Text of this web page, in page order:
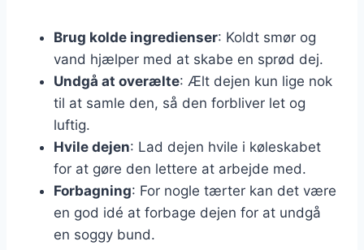
Brug kolde ingredienser: Koldt smør og
vand hjælper med at skabe en sprød dej.
Undgå at overælte: Ælt dejen kun lige nok
til at samle den, så den forbliver let og
luftig.
Hvile dejen: Lad dejen hvile i køleskabet
for at gøre den lettere at arbejde med.
Forbagning: For nogle tærter kan det være
en god idé at forbage dejen for at undgå
en soggy bund.